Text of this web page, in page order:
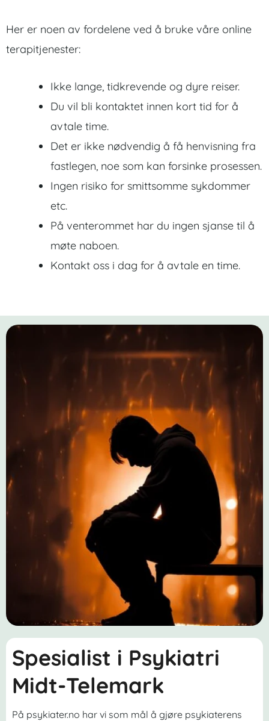
Her er noen av fordelene ved å bruke våre online
terapitjenester:
Ikke lange, tidkrevende og dyre reiser.
Du vil bli kontaktet innen kort tid for å
avtale time.
Det er ikke nødvendig å få henvisning fra
fastlegen, noe som kan forsinke prosessen.
Ingen risiko for smittsomme sykdommer
etc.
På venterommet har du ingen sjanse til å
møte naboen.
Kontakt oss i dag for å avtale en time.
Spesialist i Psykiatri
Midt-Telemark
På psykiater.no har vi som mål å gjøre psykiaterens